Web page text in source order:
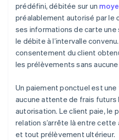
prédéfini, débitée sur un
préalablement autorisé par le
ses informations de carte une
le débite à l’intervalle
consentement du client
les prélèvements sans
Un paiement ponctuel est
aucune attente de frais futurs
autorisation. Le client paie, le
relation s’arrête là entre
et tout prélèvement ultérieur.